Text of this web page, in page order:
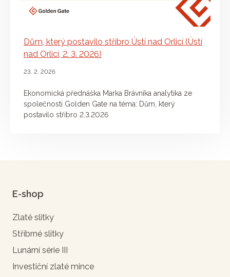
Dům, který postavilo stříbro Ústí nad Orlicí (Ústí
nad Orlicí, 2. 3. 2026)
23. 2. 2026
Ekonomická přednáška Marka Brávníka analytika ze
společnosti Golden Gate na téma: Dům, který
postavilo stříbro 2.3.2026
E-shop
Zlaté slitky
Stříbrné slitky
Lunární série III
Investiční zlaté mince